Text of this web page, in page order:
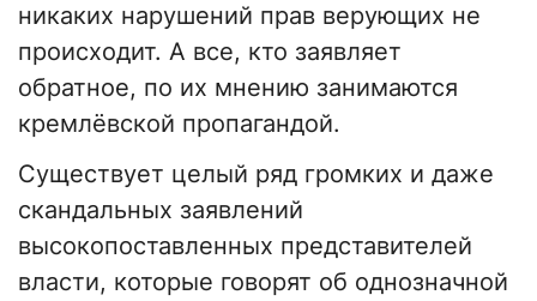
никаких нарушений прав верующих не
происходит. А все, кто заявляет
обратное, по их мнению занимаются
кремлёвской пропагандой.
Существует целый ряд громких и даже
скандальных заявлений
высокопоставленных представителей
власти, которые говорят об однозначной